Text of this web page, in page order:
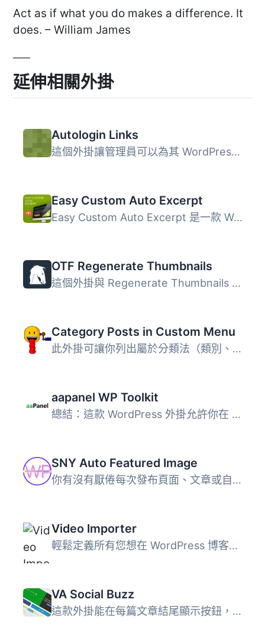
Act as if what you do makes a difference. It
does. – William James
延伸相關外掛
Autologin Links
這個外掛讓管理員可以為其 WordPress 網站生成自動登入連結，...
Easy Custom Auto Excerpt
Easy Custom Auto Excerpt 是一款 WordPress 外掛，用於對於...
OTF Regenerate Thumbnails
這個外掛與 Regenerate Thumbnails 差不多，不過圖片會在使用...
Category Posts in Custom Menu
此外掛可讓你列出屬於分類法（類別、標籤等）的文章和頁面，...
aapanel WP Toolkit
總結：這款 WordPress 外掛允許你在 aapanel 上遠端管理 Word...
SNY Auto Featured Image
你有沒有厭倦每次發布頁面、文章或自訂文章類型時都要設置預...
Video Importer
輕鬆定義所有您想在 WordPress 博客上發布的影片來源，讓 Vid...
VA Social Buzz
這款外掛能在每篇文章結尾顯示按鈕，讓讀者可以「讚好」你...